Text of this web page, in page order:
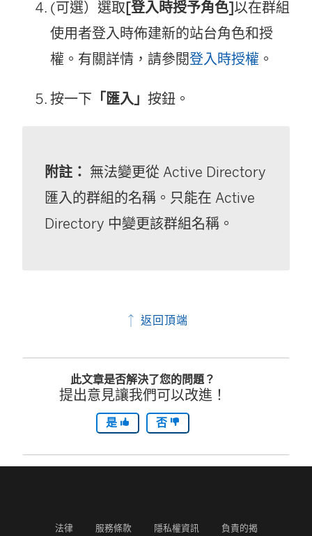
(可選）選取[登入時授予角色]以在群組
使用者登入時佈建新的站台角色和授
權。有關詳情，請參閱登入時授權 。
按一下 「匯入」 按鈕。
附註： 無法變更從 Active Directory
匯入的群組的名稱。只能在 Active
Directory 中變更該群組名稱。
返回頂端
此文章是否解決了您的問題？
提出意見讓我們可以改進！
是 否
法律 服務條款 隱私權資訊 負責的揭